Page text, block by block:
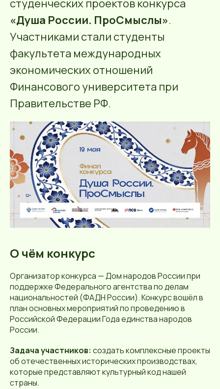
студенческих проектов конкурса
«Душа России. ПроСмыслы».
Участниками стали студенты
факультета международных
экономических отношений
Финансового университета при
Правительстве РФ.
О чём конкурс
Организатор конкурса — Дом народов России при
поддержке Федерального агентства по делам
национальностей (ФАДН России). Конкурс вошёл в
план основных мероприятий по проведению в
Российской Федерации Года единства народов
России.
Задача участников: создать комплексные проекты
об отечественных исторических производствах,
которые представляют культурный код нашей
страны.